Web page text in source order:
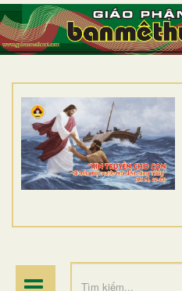
TRANG NHẤT
GIỚI THIỆU
DÒNG TU
BAN MỤC VỤ
ĐOÀN THỂ CG
ĐIỂM HÀNH HƯƠNG